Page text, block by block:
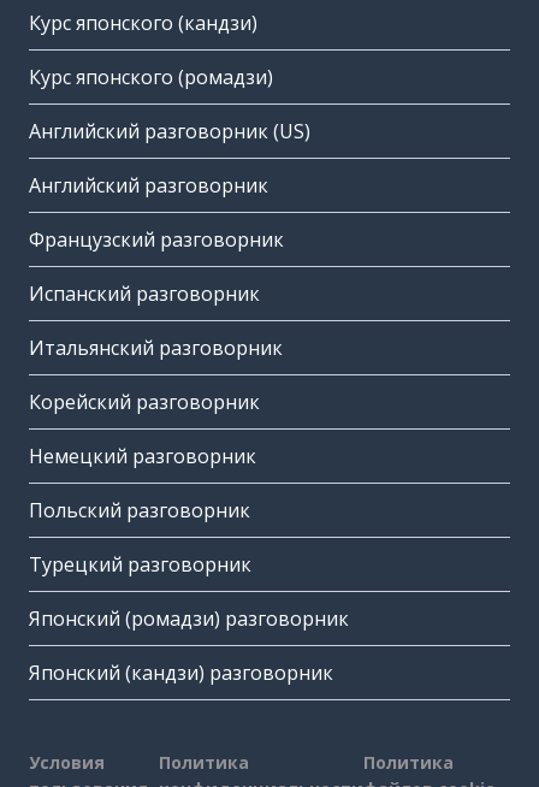
Курс японского (кандзи)
Курс японского (ромадзи)
Английский разговорник (US)
Английский разговорник
Французский разговорник
Испанский разговорник
Итальянский разговорник
Корейский разговорник
Немецкий разговорник
Польский разговорник
Турецкий разговорник
Японский (ромадзи) разговорник
Японский (кандзи) разговорник
Условия
Политика
Политика